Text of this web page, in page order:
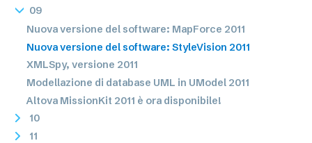
09
Nuova versione del software: MapForce 2011
Nuova versione del software: StyleVision 2011
XMLSpy, versione 2011
Modellazione di database UML in UModel 2011
Altova MissionKit 2011 è ora disponibile!
10
11